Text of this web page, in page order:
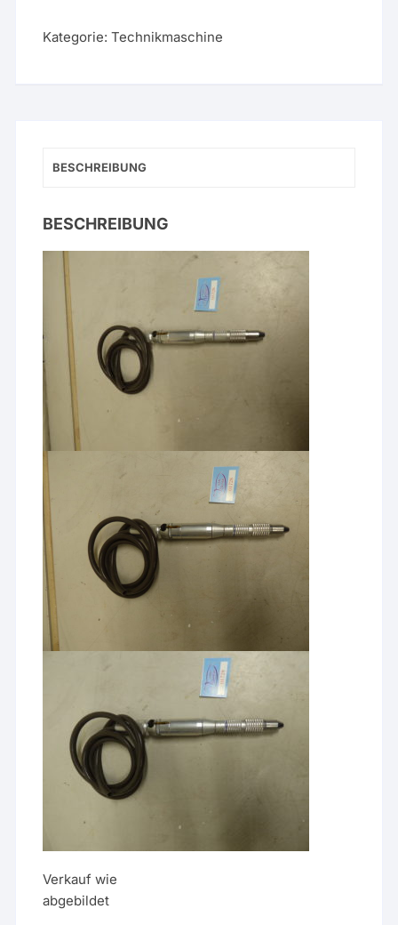
Motor
Kategorie:Technikmaschine
BESCHREIBUNG
BESCHREIBUNG
Verkauf wie
abgebildet